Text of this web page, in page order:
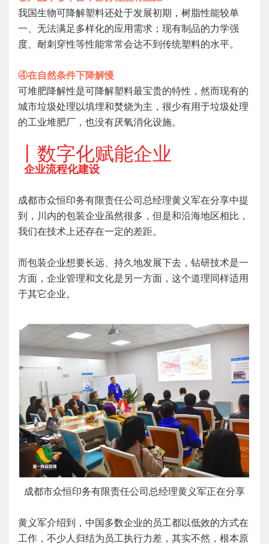
我国生物可降解塑料还处于发展初期，树脂性能较单
一、无法满足多样化的应用需求；现有制品的力学强
度、耐刺穿性等性能常常会达不到传统塑料的水平。
④在自然条件下降解慢
可堆肥降解性是可降解塑料最宝贵的特性，然而现有的
城市垃圾处理以填埋和焚烧为主，很少有用于垃圾处理
的工业堆肥厂，也没有厌氧消化设施。
丨数字化赋能企业
企业流程化建设
成都市众恒印务有限责任公司总经理黄义军在分享中提
到，川内的包装企业虽然很多，但是和沿海地区相比，
我们在技术上还存在一定的差距。
而包装企业想要长远、持久地发展下去，钻研技术是一
方面，企业管理和文化是另一方面，这个道理同样适用
于其它企业。
成都市众恒印务有限责任公司总经理黄义军正在分享
黄义军介绍到，中国多数企业的员工都以低效的方式在
工作，不少人归结为员工执行力差，其实不然，根本原